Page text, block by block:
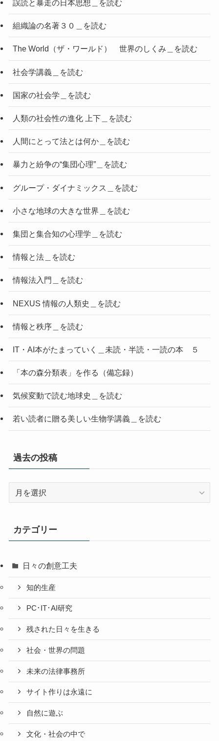
誤読と暴走の日本思想＿を読む
組織論の名著３０＿を読む
The World（ザ・ワールド） 世界のしくみ＿を読む
社会学講義＿を読む
国家の社会学＿を読む
人類の社会性の進化 上下＿を読む
人間にとって法とは何か＿を読む
暴力と紛争の“集団心理”＿を読む
グループ・ダイナミックス＿を読む
小さな地球の大きな世界＿を読む
集団と集合知の心理学＿を読む
情報と法＿を読む
情報法入門＿を読む
NEXUS 情報の人類史＿を読む
情報と秩序＿を読む
IT・AI本がたまっていく＿未読・半読・一読の本 ５
「本の森分類表」を作る（備忘録）
気候変動で読む地球史＿を読む
若い読者に贈る美しい生物学講義＿を読む
過去の投稿
稿
カテゴリー
日々の創意工夫
知的生産
PC･IT･AI研究
残された日々を生きる
社会・世界の問題
未来の法律事務所
サイト作りは永遠に
自然に遊ぶ
文化・社会の中で